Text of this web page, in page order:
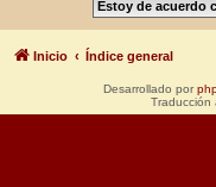
Inicio Índice general
Desarrollado por
Traducción